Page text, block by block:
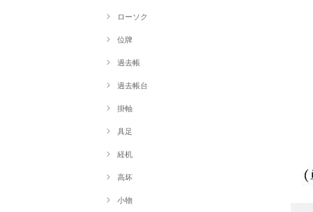
ローソク
位牌
過去帳
過去帳台
掛軸
具足
経机
高坏
小物